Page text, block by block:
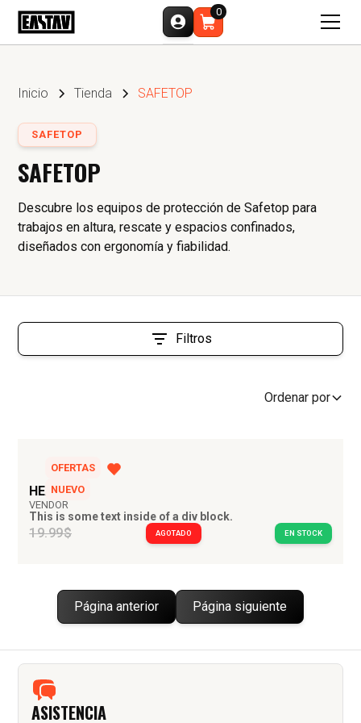
0
Inicio Tienda SAFETOP
SAFETOP
SAFETOP
Descubre los equipos de protección de Safetop para
trabajos en altura, rescate y espacios confinados,
diseñados con ergonomía y fiabilidad.
Filtros
Ordenar por
OFERTAS
NUEVO
HEADING
VENDOR
This is some text inside of a div block.
19.99$ AGOTADO EN STOCK
Página anterior Página siguiente
ASISTENCIA